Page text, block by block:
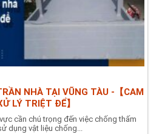
NHÀ TẠI VŨNG TÀU -【CAM
LÝ TRIỆT ĐỂ】
cần chú trọng đến việc chống thấm
dụng vật liệu chống...